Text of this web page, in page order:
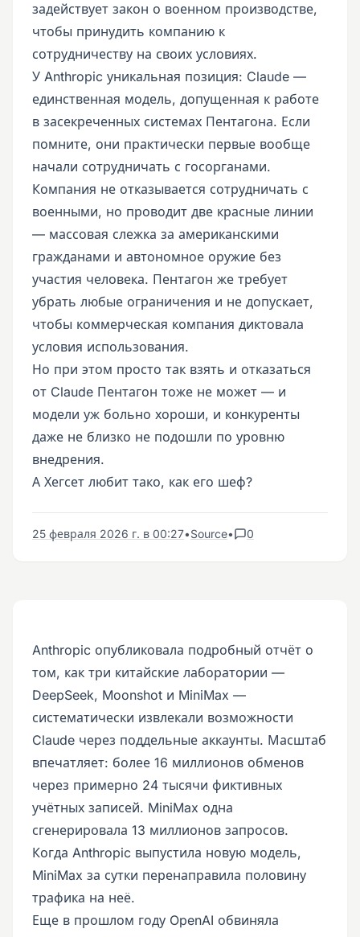
задействует закон о военном производстве,
чтобы принудить компанию к
сотрудничеству на своих условиях.
У Anthropic уникальная позиция: Claude —
единственная модель, допущенная к работе
в засекреченных системах Пентагона. Если
помните, они практически первые вообще
начали сотрудничать с госорганами.
Компания не отказывается сотрудничать с
военными, но проводит две красные линии
— массовая слежка за американскими
гражданами и автономное оружие без
участия человека. Пентагон же требует
убрать любые ограничения и не допускает,
чтобы коммерческая компания диктовала
условия использования.
Но при этом просто так взять и отказаться
от Claude Пентагон тоже не может — и
модели уж больно хороши, и конкуренты
даже не близко не подошли по уровню
внедрения.
А Хегсет любит тако, как его шеф?
25 февраля 2026 г. в 00:27•Source• 0
Anthropic опубликовала подробный отчёт о
том, как три китайские лаборатории —
DeepSeek, Moonshot и MiniMax —
систематически извлекали возможности
Claude через поддельные аккаунты. Масштаб
впечатляет: более 16 миллионов обменов
через примерно 24 тысячи фиктивных
учётных записей. MiniMax одна
сгенерировала 13 миллионов запросов.
Когда Anthropic выпустила новую модель,
MiniMax за сутки перенаправила половину
трафика на неё.
Еще в прошлом году OpenAI обвиняла